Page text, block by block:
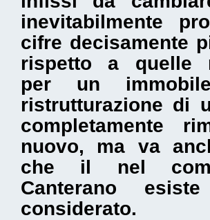
inevitabilmente
cifre decisamente
rispetto a quelle
per un
ristrutturazione di
completamente
nuovo, ma va
che il nel
Canterano
considerato.